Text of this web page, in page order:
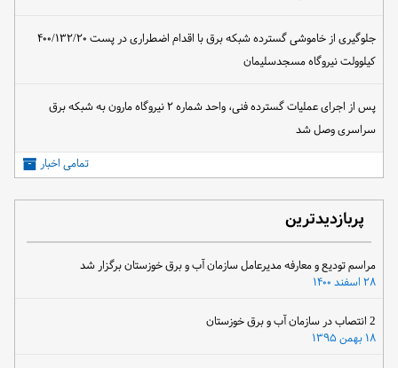
جلوگیری از خاموشی گسترده شبکه برق با اقدام اضطراری در پست ۴۰۰/۱۳۲/۲۰
کیلوولت نیروگاه مسجدسلیمان
پس از اجرای عملیات گسترده فنی، واحد شماره ۲ نیروگاه مارون به شبکه برق
سراسری وصل شد
تمامی اخبار
پربازدیدترین
مراسم تودیع و معارفه مدیرعامل سازمان آب و برق خوزستان برگزار شد
۲۸ اسفند ۱۴۰۰
۱۸ بهمن ۱۳۹۵